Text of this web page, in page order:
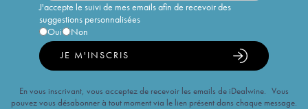
J'accepte le suivi de mes emails afin de recevoir des
suggestions personnalisées
Oui
Non
JE M'INSCRIS
En vous inscrivant, vous acceptez de recevoir les emails de iDealwine. Vous
pouvez vous désabonner à tout moment via le lien présent dans chaque message.